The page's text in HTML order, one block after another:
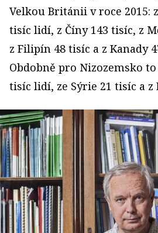
Velkou Británii v roce 2015:
tisíc lidí, z Číny 143 tisíc, z
z Filipín 48 tisíc a z Kanady
Obdobně pro Nizozemsko
tisíc lidí, ze Sýrie 21 tisíc a z